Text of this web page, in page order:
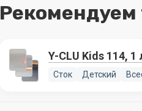
Y-CLU Kids 114, 1
Сток Детский